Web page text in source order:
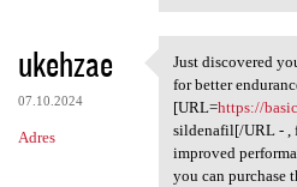
ukehzae
07.10.2024
Adres
Just discovered
Just discovered
for better
[URL=https://
sildenafil[/URL - ,
improved
you can purchase